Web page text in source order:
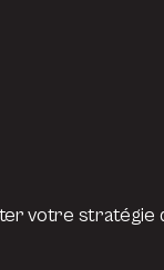
votre stratégie